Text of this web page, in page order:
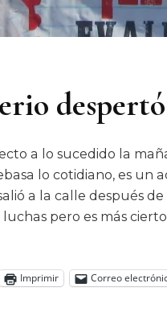
despertó
a lo sucedido la
lo cotidiano, es un
a la calle después
pero es más
Imprimir Correo